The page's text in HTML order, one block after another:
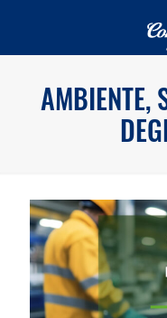
AMBIENTE,